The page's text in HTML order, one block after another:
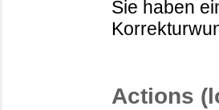
Sie haben
Actions